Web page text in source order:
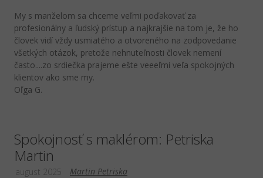
My s manželom sa chceme veľmi poďakovať za
profesionálny a ľudský prístup a najkrajšie na tom je, že ho
človek vidí vždy usmiatého a otvoreného na zodpovedanie
všetkých otázok, pretože nehnuteľnosti človek nemení
často....zo srdiečka prajeme ešte veeeľmi veľa spokojných
klientov ako sme my.
Oľga G.
Spokojnosť s maklérom: Petriska
Martin
Martin Petriska
august 2025